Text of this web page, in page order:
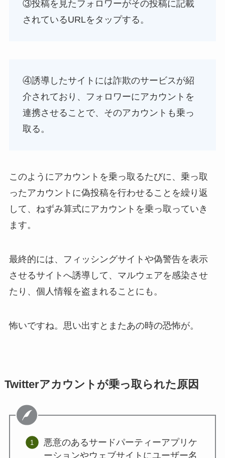
③投稿を見たフォロワーがその投稿に記載
されているURLをタップする。
④誘導したサイトには詐欺のサービスが紹
介されており、フォロワーにアカウントを
連携させることで、そのアカウントも乗っ
取る。
このようにアカウントを乗っ取るたびに、乗っ取
ったアカウントに偽投稿を行わせることを繰り返
して、ねずみ算式にアカウントを乗っ取っていき
ます。
最終的には、フィッシングサイトや偽警告を表示
させるサイトへ誘導して、マルウェアを感染させ
たり、個人情報を盗まれることにも。
怖いですね。思い出すとまたあの時の恐怖が。
Twitterアカウントが乗っ取られた原因
悪意のあるサードパーティーアプリケ
ーションやウェブサイトにユーザー名